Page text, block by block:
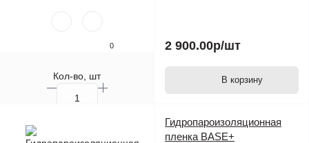
0
Кол-во, шт
2 900.00р/шт
В корзину
Гидропароизоляционная
пленка BASE+